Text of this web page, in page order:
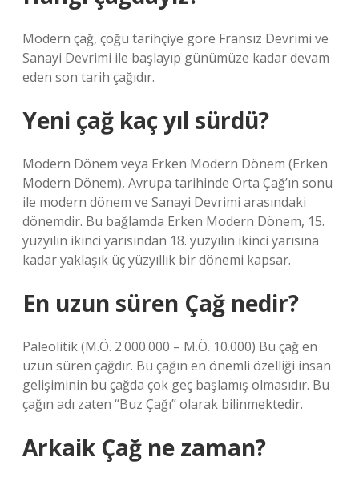
Modern çağ, çoğu tarihçiye göre Fransız Devrimi ve
Sanayi Devrimi ile başlayıp günümüze kadar devam
eden son tarih çağıdır.
Yeni çağ kaç yıl sürdü?
Modern Dönem veya Erken Modern Dönem (Erken
Modern Dönem), Avrupa tarihinde Orta Çağ’ın sonu
ile modern dönem ve Sanayi Devrimi arasındaki
dönemdir. Bu bağlamda Erken Modern Dönem, 15.
yüzyılın ikinci yarısından 18. yüzyılın ikinci yarısına
kadar yaklaşık üç yüzyıllık bir dönemi kapsar.
En uzun süren Çağ nedir?
Paleolitik (M.Ö. 2.000.000 – M.Ö. 10.000) Bu çağ en
uzun süren çağdır. Bu çağın en önemli özelliği insan
gelişiminin bu çağda çok geç başlamış olmasıdır. Bu
çağın adı zaten “Buz Çağı” olarak bilinmektedir.
Arkaik Çağ ne zaman?